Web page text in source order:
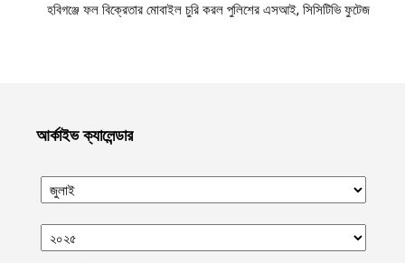
হবিগঞ্জে ফল বিক্রেতার মোবাইল চুরি করল পুলিশের এসআই, সিসিটিভি ফুটেজ
আগস্ট ১০, ২০২৬
ইসরায়েল
আগস্ট ১০, ২০২৬
রংপুরের পীরগাছায় দিনমজুরের বাড়িতে হামলা চালিয়ে লুট করা গরু দিয়ে
আওয়ামী লীগ নেতাদের ভূরিভোজ
আর্কাইভ ক্যালেন্ডার